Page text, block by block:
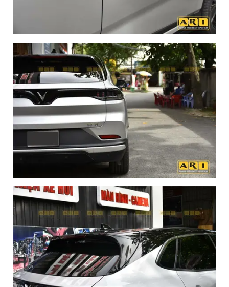
Đội ngũ kỹ thuật viên giàu kinh nghiệm của chúng tôi,
sẽ biến mỗi chi tiết trở nên sống động, chính xác đến
Chúng tôi cam kết mang lại sự hài lòng tuyệt đối, với
quy trình thi công chuẩn mực và kiểm soát chất lượng
nghiêm ngặt.
Sự chăm sóc khách hàng tận tâm và chế độ bảo hành
lên đến 10 năm, ARI PPF VIỆT NAM tự hào là biểu
tượng của sự tin cậy và chất lượng, đồng hành cùng
bạn trên mỗi hành trình.